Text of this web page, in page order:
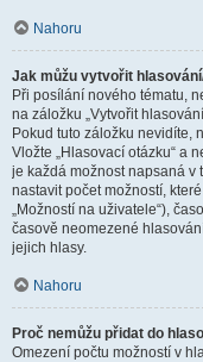
Nahoru
Jak můžu vytvořit
Při posílání nového tématu,
na záložku „Vytvořit
Pokud tuto záložku nevidíte,
Vložte „Hlasovací otázku“ a
je každá možnost napsaná v
nastavit počet možností,
„Možností na uživatele“),
časově neomezené
jejich hlasy.
Nahoru
Proč nemůžu přidat do
Omezení počtu možností v